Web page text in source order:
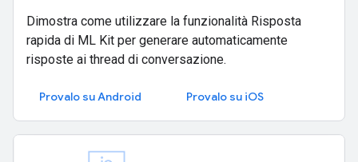
Dimostra come utilizzare la funzionalità Risposta
rapida di ML Kit per generare automaticamente
risposte ai thread di conversazione.
Provalo su Android Provalo su iOS